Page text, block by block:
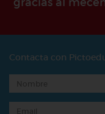
Contacta con